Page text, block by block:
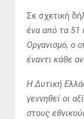
Σε σχετική
ένα από τα 51
Οργανισμό, ο
έναντι κάθε
Η Δυτική
γεννηθεί οι
στους